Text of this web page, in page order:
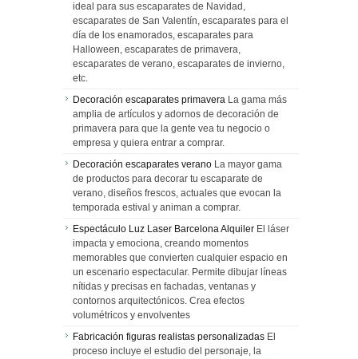
ideal para sus escaparates de Navidad,
escaparates de San Valentín, escaparates para el
día de los enamorados, escaparates para
Halloween, escaparates de primavera,
escaparates de verano, escaparates de invierno,
etc.
Decoración escaparates primavera La gama más
amplia de artículos y adornos de decoración de
primavera para que la gente vea tu negocio o
empresa y quiera entrar a comprar.
Decoración escaparates verano La mayor gama
de productos para decorar tu escaparate de
verano, diseños frescos, actuales que evocan la
temporada estival y animan a comprar.
Espectáculo Luz Laser Barcelona Alquiler El láser
impacta y emociona, creando momentos
memorables que convierten cualquier espacio en
un escenario espectacular. Permite dibujar líneas
nítidas y precisas en fachadas, ventanas y
contornos arquitectónicos. Crea efectos
volumétricos y envolventes
Fabricación figuras realistas personalizadas El
proceso incluye el estudio del personaje, la